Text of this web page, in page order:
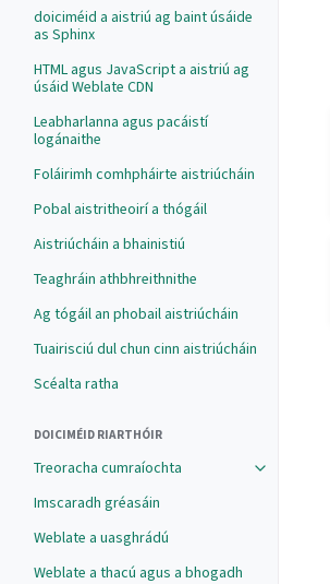
doiciméid a aistriú ag baint úsáide
as Sphinx
HTML agus JavaScript a aistriú ag
úsáid Weblate CDN
Leabharlanna agus pacáistí
logánaithe
Foláirimh comhpháirte aistriúcháin
Pobal aistritheoirí a thógáil
Aistriúcháin a bhainistiú
Teaghráin athbhreithnithe
Ag tógáil an phobail aistriúcháin
Tuairisciú dul chun cinn aistriúcháin
Scéalta ratha
DOICIMÉID RIARTHÓIR
Treoracha cumraíochta
Imscaradh gréasáin
Weblate a uasghrádú
Weblate a thacú agus a bhogadh